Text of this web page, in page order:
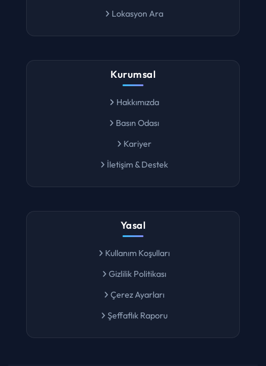
Lokasyon Ara
Kurumsal
Hakkımızda
Basın Odası
Kariyer
İletişim & Destek
Yasal
Kullanım Koşulları
Gizlilik Politikası
Çerez Ayarları
Şeffaflık Raporu